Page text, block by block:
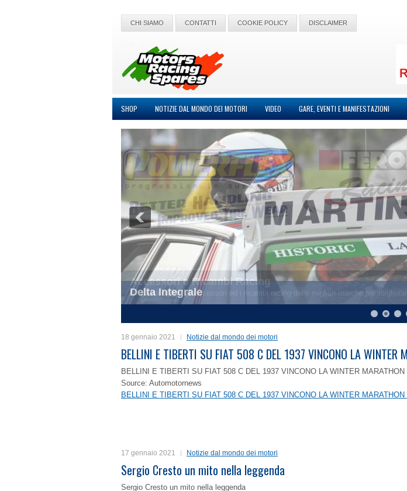
CHI SIAMO CONTATTI COOKIE POLICY DISCLAIMER
SHOP NOTIZIE DAL MONDO DEI MOTORI VIDEO GARE, EVENTI E MANIFESTAZIONI
Delta Integrale
18 gennaio 2021 Notizie dal mondo dei motori
BELLINI E TIBERTI SU FIAT 508 C DEL 1937 VINCONO LA WINTER
BELLINI E TIBERTI SU FIAT 508 C DEL 1937 VINCONO LA WINTER MARATHON
Source: Automotornews
BELLINI E TIBERTI SU FIAT 508 C DEL 1937 VINCONO LA WINTER MARATHON
17 gennaio 2021 Notizie dal mondo dei motori
Sergio Cresto un mito nella leggenda
Sergio Cresto un mito nella leggenda